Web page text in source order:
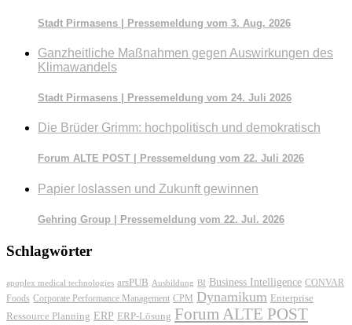
Stadt Pirmasens | Pressemeldung vom 3. Aug. 2026
Ganzheitliche Maßnahmen gegen Auswirkungen des
Klimawandels
Stadt Pirmasens | Pressemeldung vom 24. Juli 2026
Die Brüder Grimm: hochpolitisch und demokratisch
Forum ALTE POST | Pressemeldung vom 22. Juli 2026
Papier loslassen und Zukunft gewinnen
Gehring Group | Pressemeldung vom 22. Jul. 2026
Schlagwörter
apoplex medical technologies arsPUB Ausbildung BI Business Intelligence CONVAR
Foods Corporate Performance Management CPM Dynamikum Enterprise
Ressource Planning ERP ERP-Lösung Forum ALTE POST